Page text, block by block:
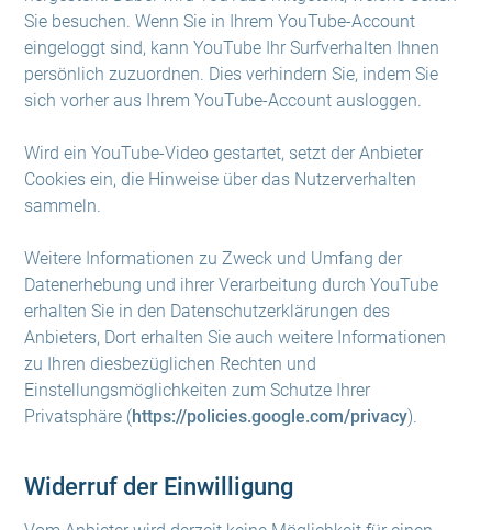
Sie besuchen. Wenn Sie in Ihrem YouTube-Account
eingeloggt sind, kann YouTube Ihr Surfverhalten Ihnen
persönlich zuzuordnen. Dies verhindern Sie, indem Sie
sich vorher aus Ihrem YouTube-Account ausloggen.
Wird ein YouTube-Video gestartet, setzt der Anbieter
Cookies ein, die Hinweise über das Nutzerverhalten
sammeln.
Weitere Informationen zu Zweck und Umfang der
Datenerhebung und ihrer Verarbeitung durch YouTube
erhalten Sie in den Datenschutzerklärungen des
Anbieters, Dort erhalten Sie auch weitere Informationen
zu Ihren diesbezüglichen Rechten und
Einstellungsmöglichkeiten zum Schutze Ihrer
Privatsphäre (https://policies.google.com/privacy).
Widerruf der Einwilligung